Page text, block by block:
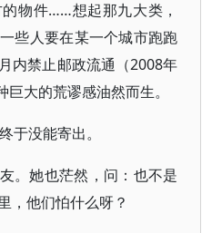
物件……想起那九大类，
些人要在某一个城市跑跑
内禁止邮政流通（2008年
大的荒谬感油然而生。
于没能寄出。
。她也茫然，问：也不是
，他们怕什么呀？